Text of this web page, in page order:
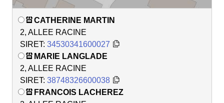
CATHERINE MARTIN
2, ALLEE RACINE
SIRET: 34530341600027
MARIE LANGLADE
2, ALLEE RACINE
SIRET: 38748326600038
FRANCOIS LACHEREZ